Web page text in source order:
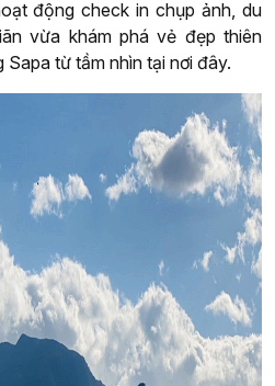
động check in chụp ảnh, du
vừa khám phá vẻ đẹp thiên
từ tầm nhìn tại nơi đây.